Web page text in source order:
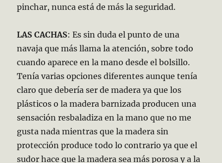
pinchar, nunca está de más la seguridad.
LAS CACHAS: Es sin duda el punto de una
navaja que más llama la atención, sobre todo
cuando aparece en la mano desde el bolsillo.
Tenía varias opciones diferentes aunque tenía
claro que debería ser de madera ya que los
plásticos o la madera barnizada producen una
sensación resbaladiza en la mano que no me
gusta nada mientras que la madera sin
protección produce todo lo contrario ya que el
sudor hace que la madera sea más porosa y a la